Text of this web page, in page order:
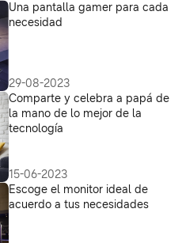
Una pantalla gamer para cada
necesidad
29-08-2023
Comparte y celebra a papá de
la mano de lo mejor de la
tecnología
15-06-2023
Escoge el monitor ideal de
acuerdo a tus necesidades